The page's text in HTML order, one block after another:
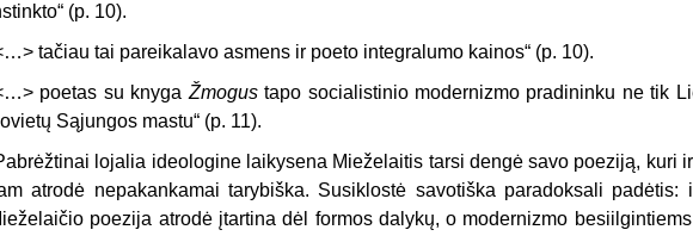
(p. 10).
tačiau tai pareikalavo asmens ir poeto integralumo kainos“ (p. 10).
poetas su knyga Žmogustapo socialistinio modernizmo pradininku ne tik
Sąjungos mastu“ (p. 11).
lojalia ideologine laikysena Mieželaitis tarsi dengė savo poeziją, kuri
atrodė nepakankamai tarybiška. Susiklostė savotiška paradoksali padėtis:
poezija atrodė įtartina dėl formos dalykų, o modernizmo